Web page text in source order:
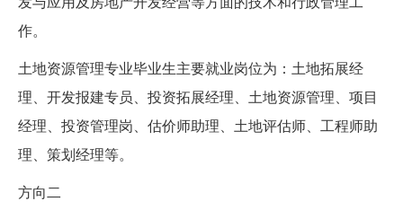
作。
土地资源管理专业毕业生主要就业岗位为：土地拓展经
理、开发报建专员、投资拓展经理、土地资源管理、项目
经理、投资管理岗、估价师助理、土地评估师、工程师助
理、策划经理等。
方向二